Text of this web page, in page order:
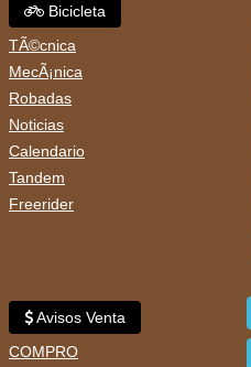
Bicicleta
TÃ©cnica
MecÃ¡nica
Robadas
Noticias
Calendario
Tandem
Freerider
Avisos Venta
COMPRO